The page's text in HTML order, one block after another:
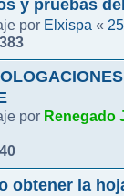
y pruebas
por Elxispa «
383
por Renegado
40
obtener la